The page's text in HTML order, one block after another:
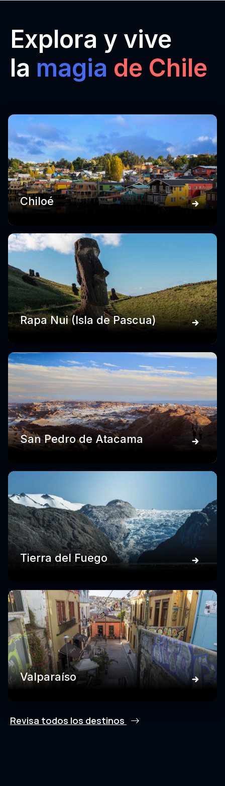
Explora y vive
la magia de Chile
Chiloé
Rapa Nui (Isla de Pascua)
San Pedro de Atacama
Tierra del Fuego
Valparaíso
Revisa todos los destinos